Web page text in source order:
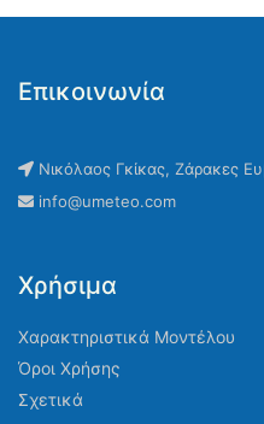
Επικοινωνία
Νικόλαος Γκίκας, Ζάρακες
info@umeteo.com
Χρήσιμα
Χαρακτηριστικά Μοντέλου
Όροι Χρήσης
Σχετικά